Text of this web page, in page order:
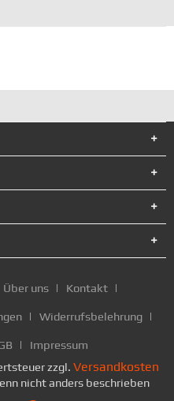
Über uns Kontakt
Widerrufsbelehrung
Impressum
zzgl. Versandkosten
nicht anders beschrieben